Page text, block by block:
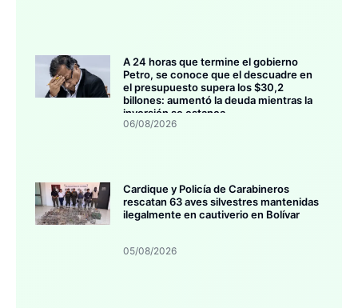
A 24 horas que termine el gobierno
Petro, se conoce que el descuadre en
el presupuesto supera los $30,2
billones: aumentó la deuda mientras la
inversión se estanca
06/08/2026
Cardique y Policía de Carabineros
rescatan 63 aves silvestres mantenidas
ilegalmente en cautiverio en Bolívar
05/08/2026